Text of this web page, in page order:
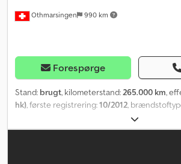
forbeholdes.
Othmarsingen 990 km
Forespørge
Stand: brugt, kilometerstand:265.000 km,
hk), første registrering:10/2012,
retarder
emissionsklasse:Euro 6, Udstyr:sodfilter, -
styreaksel - Schwingenschlögel tank, 2